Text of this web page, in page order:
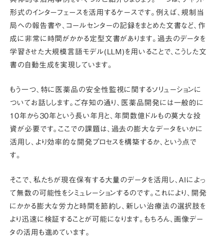
形式のインターフェースを活用するケースです。例えば、規制当
局への報告書や、コールセンターの記録をまとめた文書など、作
成に非常に時間がかかる定型文書があります。過去のデータを
学習させた大規模言語モデル(LLM)を用いることで、こうした文
書の自動生成を実現しています。
もう一つ、特に医薬品の安全性監視に関するソリューションに
ついてお話しします。ご存知の通り、医薬品開発には一般的に
10年から30年という長い年月と、年間数億ドルもの莫大な投
資が必要です。ここでの課題は、過去の膨大なデータをいかに
活用し、より効率的な開発プロセスを構築するか、という点で
す。
そこで、私たちが現在保有する大量のデータを活用し、AIによっ
て無数の可能性をシミュレーションするのです。これにより、開発
にかかる膨大な労力と時間を節約し、新しい治療法の選択肢を
より迅速に検証することが可能になります。もちろん、画像デー
タの活用も進めています。